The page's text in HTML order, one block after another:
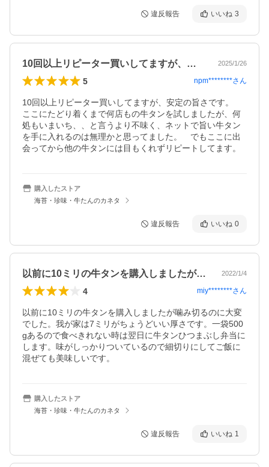
違反報告 いいね 3
10回以上リピーター買いしてますが、安… 2025/1/26
5 npm********さん
10回以上リピーター買いしてますが、安定の旨さです。
ここにたどり着くまで何店もの牛タンを試しましたが、何
処もいまいち、、と言うより不味く、ネットで旨い牛タン
を手に入れるのは無理かと思ってました。　でもここに出
会ってから他の牛タンには目もくれずリピートしてます。
購入したストア
海苔・珍味・牛たんのカネタ
違反報告 いいね 0
以前に10ミリの牛タンを購入しましたが… 2022/1/4
4 miy********さん
以前に10ミリの牛タンを購入しましたが噛み切るのに大変
でした。我が家は7ミリがちょうどいい厚さです。一袋500
gあるので食べきれない時は翌日に牛タンひつまぶし弁当に
します。味がしっかりついているので細切りにしてご飯に
混ぜても美味しいです。
購入したストア
海苔・珍味・牛たんのカネタ
違反報告 いいね 1